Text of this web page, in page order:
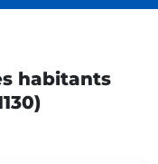
habitants